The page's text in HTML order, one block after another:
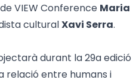
VIEW Conference Maria
culturalXavi Serra.
durant la 29a edició
relació entre humans i